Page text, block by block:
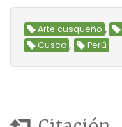
Arte cusqueño ,
Cusco , Perú